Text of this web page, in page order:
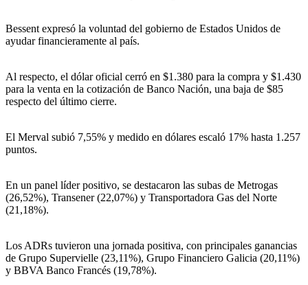
Bessent expresó la voluntad del gobierno de Estados Unidos de
ayudar financieramente al país.
Al respecto, el dólar oficial cerró en $1.380 para la compra y $1.430
para la venta en la cotización de Banco Nación, una baja de $85
respecto del último cierre.
El Merval subió 7,55% y medido en dólares escaló 17% hasta 1.257
puntos.
En un panel líder positivo, se destacaron las subas de Metrogas
(26,52%), Transener (22,07%) y Transportadora Gas del Norte
(21,18%).
Los ADRs tuvieron una jornada positiva, con principales ganancias
de Grupo Supervielle (23,11%), Grupo Financiero Galicia (20,11%)
y BBVA Banco Francés (19,78%).